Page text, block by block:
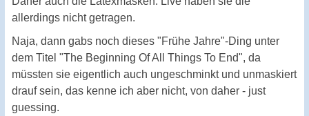
allerdings nicht getragen.
Naja, dann gabs noch dieses "Frühe Jahre"-Ding unter
dem Titel "The Beginning Of All Things To End", da
müssten sie eigentlich auch ungeschminkt und unmaskiert
drauf sein, das kenne ich aber nicht, von daher - just
guessing.